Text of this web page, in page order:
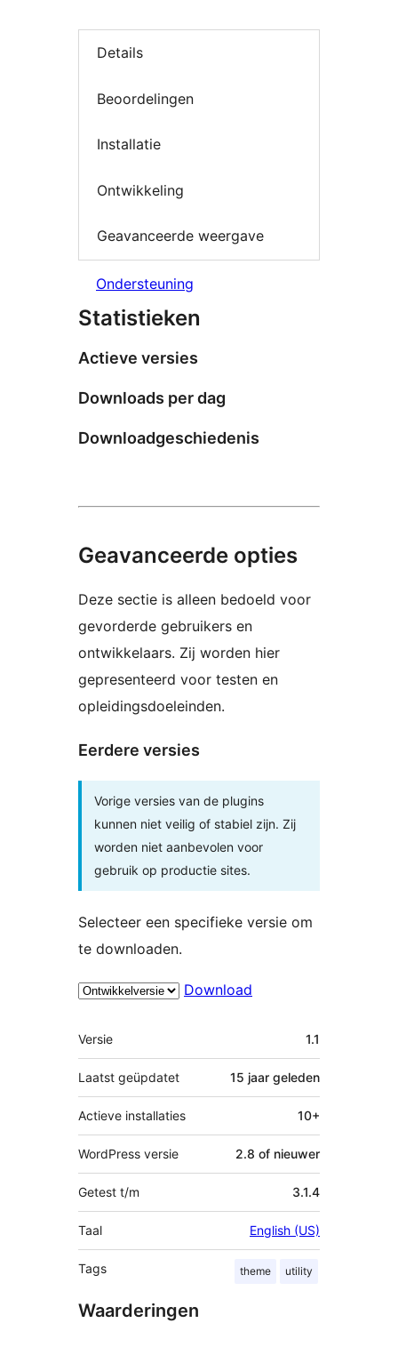
Details
Beoordelingen
Installatie
Ontwikkeling
Geavanceerde weergave
Ondersteuning
Statistieken
Actieve versies
Downloads per dag
Downloadgeschiedenis
Geavanceerde opties
Deze sectie is alleen bedoeld voor
gevorderde gebruikers en
ontwikkelaars. Zij worden hier
gepresenteerd voor testen en
opleidingsdoeleinden.
Eerdere versies
Vorige versies van de plugins
kunnen niet veilig of stabiel zijn. Zij
worden niet aanbevolen voor
gebruik op productie sites.
Selecteer een specifieke versie om
te downloaden.
Download
Meta
Versie 1.1
Laatst geüpdatet 15 jaar geleden
Actieve installaties 10+
WordPress versie 2.8 of nieuwer
Getest t/m 3.1.4
Taal English (US)
Tags theme utility
Waarderingen